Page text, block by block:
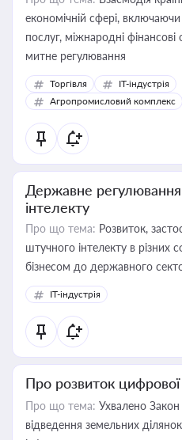
економічній сфері,
послуг, міжнародні фінансові
митне регулювання
Торгівля
IT-індустрія
Агропромисловий комплекс
Державне
інтелекту
Про що тема: Розвиток,
штучного інтелекту в різних
бізнесом до державного
IT-індустрія
Про розвиток
Про що тема: Ухвалено
відведення земельних